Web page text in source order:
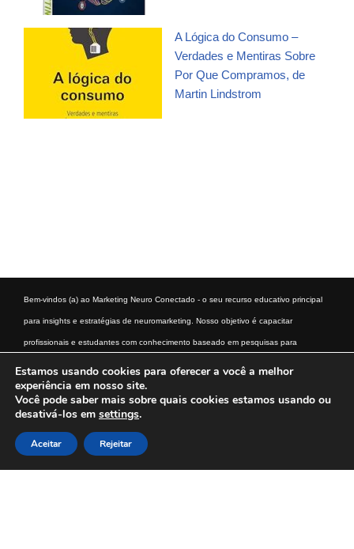
A Lógica do Consumo –
Verdades e Mentiras Sobre
Por Que Compramos, de
Martin Lindstrom
Bem-vindos (a) ao Marketing Neuro Conectado - o seu recurso educativo principal
para insights e estratégias de neuromarketing. Nosso objetivo é capacitar
profissionais e estudantes com conhecimento baseado em pesquisas para
comportamento do consumidor pode transformar a sua abordagem de marketing.
Início Aviso Legal
Política Privacidade
Contato
Sobre Nós
Estamos usando cookies para oferecer a você a melhor
experiência em nosso site.
Você pode saber mais sobre quais cookies estamos usando ou
desativá-los em settings.
Aceitar Rejeitar